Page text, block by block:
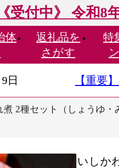
《受付中》 令和8
体
返礼品を
さがす
特
日 【重要
煮 2種セット（しょうゆ
いしか